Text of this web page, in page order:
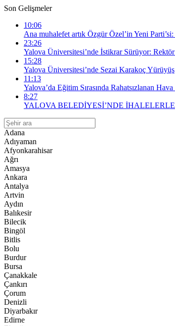
Son Gelişmeler
10:06
Ana muhalefet artık Özgür Özel’in Yeni
23:26
Yalova Üniversitesi’nde İstikrar Sürüyor:
15:28
Yalova Üniversitesi’nde Sezai Karakoç
11:13
Yalova’da Eğitim Sırasında Rahatsızlanan
8:27
YALOVA BELEDİYESİ’NDE
Adana
Adıyaman
Afyonkarahisar
Ağrı
Amasya
Ankara
Antalya
Artvin
Aydın
Balıkesir
Bilecik
Bingöl
Bitlis
Bolu
Burdur
Bursa
Çanakkale
Çankırı
Çorum
Denizli
Diyarbakır
Edirne